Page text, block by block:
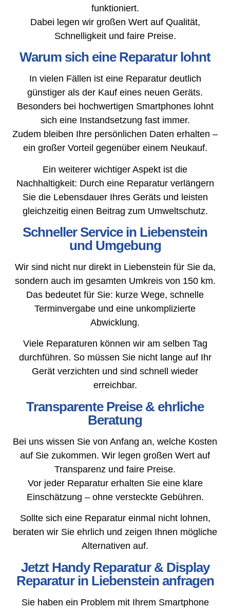
funktioniert.
Dabei legen wir großen Wert auf Qualität,
Schnelligkeit und faire Preise.
Warum sich eine Reparatur lohnt
In vielen Fällen ist eine Reparatur deutlich
günstiger als der Kauf eines neuen Geräts.
Besonders bei hochwertigen Smartphones lohnt
sich eine Instandsetzung fast immer.
Zudem bleiben Ihre persönlichen Daten erhalten –
ein großer Vorteil gegenüber einem Neukauf.
Ein weiterer wichtiger Aspekt ist die
Nachhaltigkeit: Durch eine Reparatur verlängern
Sie die Lebensdauer Ihres Geräts und leisten
gleichzeitig einen Beitrag zum Umweltschutz.
Schneller Service in Liebenstein
und Umgebung
Wir sind nicht nur direkt in Liebenstein für Sie da,
sondern auch im gesamten Umkreis von 150 km.
Das bedeutet für Sie: kurze Wege, schnelle
Terminvergabe und eine unkomplizierte
Abwicklung.
Viele Reparaturen können wir am selben Tag
durchführen. So müssen Sie nicht lange auf Ihr
Gerät verzichten und sind schnell wieder
erreichbar.
Transparente Preise & ehrliche
Beratung
Bei uns wissen Sie von Anfang an, welche Kosten
auf Sie zukommen. Wir legen großen Wert auf
Transparenz und faire Preise.
Vor jeder Reparatur erhalten Sie eine klare
Einschätzung – ohne versteckte Gebühren.
Sollte sich eine Reparatur einmal nicht lohnen,
beraten wir Sie ehrlich und zeigen Ihnen mögliche
Alternativen auf.
Jetzt Handy Reparatur & Display
Reparatur in Liebenstein anfragen
Sie haben ein Problem mit Ihrem Smartphone